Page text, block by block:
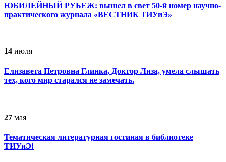
ЮБИЛЕЙНЫЙ РУБЕЖ: вышел в свет 50-й номер научно-
практического журнала «ВЕСТНИК ТИУиЭ»
14 июля
Елизавета Петровна Глинка, Доктор Лиза, умела слышать
тех, кого мир старался не замечать.
27 мая
Тематическая литературная гостиная в библиотеке
ТИУиЭ!